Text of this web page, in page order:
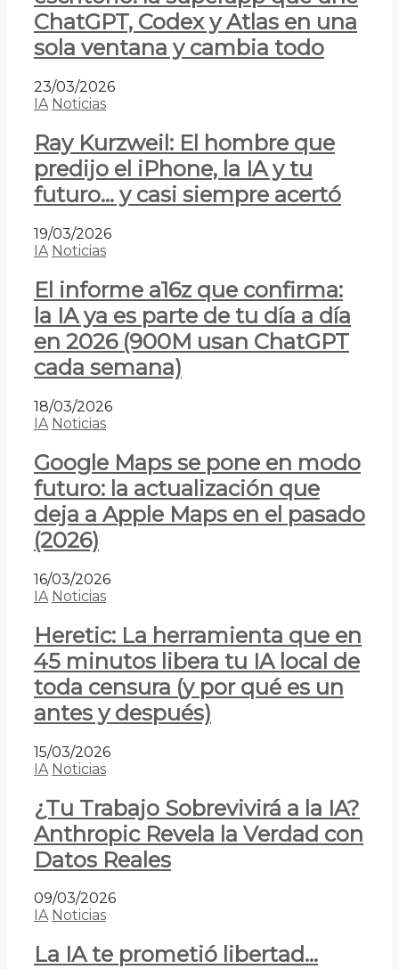
ChatGPT, Codex y Atlas en una
sola ventana y cambia todo
23/03/2026
IA Noticias
Ray Kurzweil: El hombre que
predijo el iPhone, la IA y tu
futuro… y casi siempre acertó
19/03/2026
IA Noticias
El informe a16z que confirma:
la IA ya es parte de tu día a día
en 2026 (900M usan ChatGPT
cada semana)
18/03/2026
IA Noticias
Google Maps se pone en modo
futuro: la actualización que
deja a Apple Maps en el pasado
(2026)
16/03/2026
IA Noticias
Heretic: La herramienta que en
45 minutos libera tu IA local de
toda censura (y por qué es un
antes y después)
15/03/2026
IA Noticias
¿Tu Trabajo Sobrevivirá a la IA?
Anthropic Revela la Verdad con
Datos Reales
09/03/2026
IA Noticias
La IA te prometió libertad…